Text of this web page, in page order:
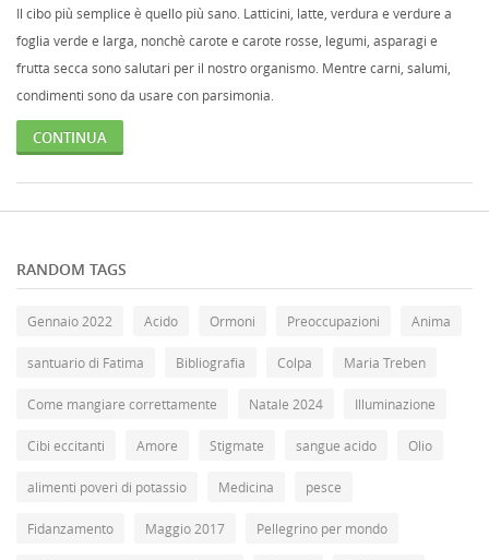
Il cibo più semplice è quello più sano. Latticini, latte, verdura e verdure a
foglia verde e larga, nonchè carote e carote rosse, legumi, asparagi e
frutta secca sono salutari per il nostro organismo. Mentre carni, salumi,
condimenti sono da usare con parsimonia.
CONTINUA
RANDOM TAGS
Gennaio 2022 Acido Ormoni Preoccupazioni Anima
santuario di Fatima Bibliografia Colpa Maria Treben
Come mangiare correttamente Natale 2024 Illuminazione
Cibi eccitanti Amore Stigmate sangue acido Olio
alimenti poveri di potassio Medicina pesce
Fidanzamento Maggio 2017 Pellegrino per mondo